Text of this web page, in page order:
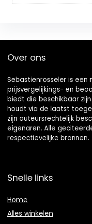
Over ons
Sebastienrosseler is een
prijsvergelijkings- en
biedt die beschikbaar
houdt via de laatst
zijn auteursrechtelijk
eigenaren. Alle
respectievelijke bronnen.
Snelle links
Home
Alles winkelen